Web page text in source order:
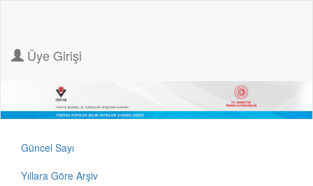
Üye Girişi
Güncel Sayı
Yıllara Göre Arşiv